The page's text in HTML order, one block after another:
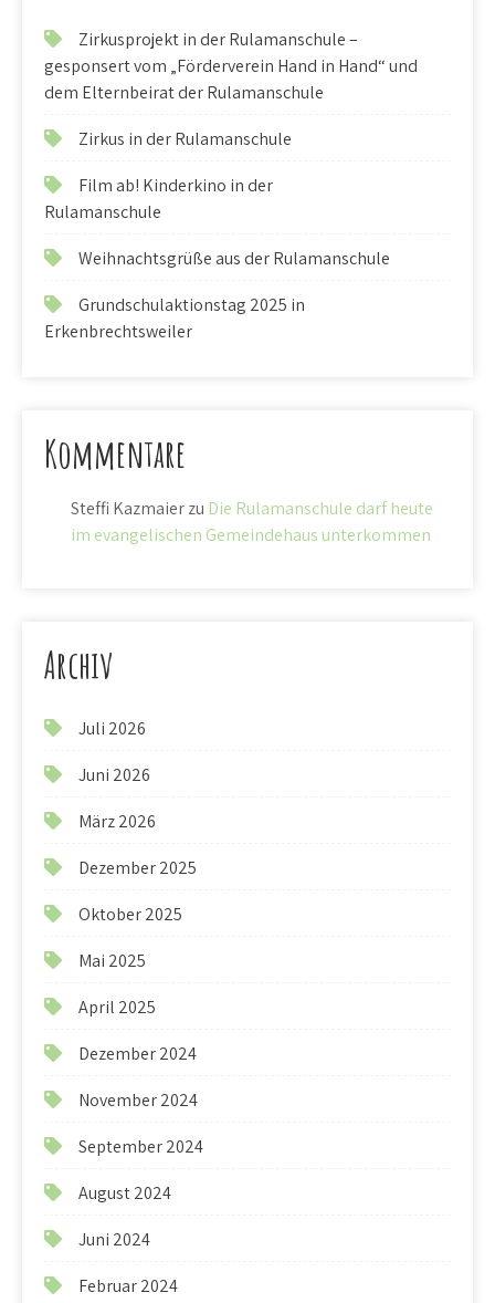
Zirkusprojekt in der Rulamanschule –
gesponsert vom „Förderverein Hand in Hand“ und
dem Elternbeirat der Rulamanschule
Zirkus in der Rulamanschule
Film ab! Kinderkino in der
Rulamanschule
Weihnachtsgrüße aus der Rulamanschule
Grundschulaktionstag 2025 in
Erkenbrechtsweiler
Kommentare
Steffi Kazmaierzu Die Rulamanschule darf heute
im evangelischen Gemeindehaus unterkommen
Archiv
Juli 2026
Juni 2026
März 2026
Dezember 2025
Oktober 2025
Mai 2025
April 2025
Dezember 2024
November 2024
September 2024
August 2024
Juni 2024
Februar 2024